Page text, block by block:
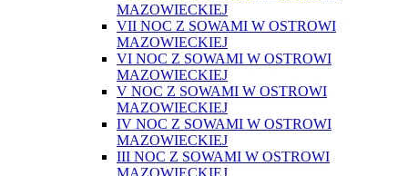
MAZOWIECKIEJ
VII NOC Z SOWAMI W OSTROWI
MAZOWIECKIEJ
VI NOC Z SOWAMI W OSTROWI
MAZOWIECKIEJ
V NOC Z SOWAMI W OSTROWI
MAZOWIECKIEJ
IV NOC Z SOWAMI W OSTROWI
MAZOWIECKIEJ
III NOC Z SOWAMI W OSTROWI
MAZOWIECKIEJ